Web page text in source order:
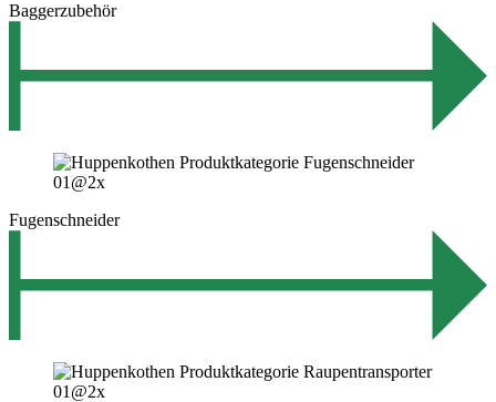
Baggerzubehör
Fugenschneider